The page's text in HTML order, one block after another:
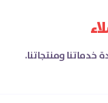
ومنتجاتنا.